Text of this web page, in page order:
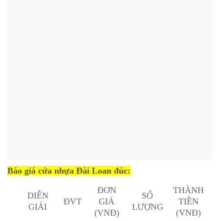
Báo giá cửa nhựa Đài Loan đúc:
DIỄN
GIẢI
ĐVT
ĐƠN
GIÁ
(VNĐ)
SỐ
LƯỢNG
THÀNH
TIỀN
(VNĐ)